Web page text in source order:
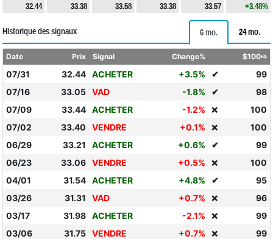
32.44 33.38 33.58 33.38 33.57 +3.48%
Historique des signaux 6 mo. 24 mo.
Date Prix Signal Change% $100⇨
07/31 32.44 ACHETER +3.5% ✔
99
07/16
33.05 VAD -1.8% ✔
98
07/09
33.44 ACHETER -1.2% ❌
100
07/02
33.40 VENDRE +0.1% ❌
100
06/29
33.21 ACHETER +0.6% ✔
99
06/23
33.06 VENDRE +0.5% ❌
100
04/01
31.54 ACHETER +4.8% ✔
95
03/26
31.31 VAD +0.7% ❌
96
03/17
31.98 ACHETER -2.1% ❌
99
03/06
31.75 VENDRE +0.7% ❌
99